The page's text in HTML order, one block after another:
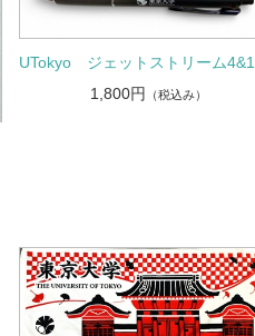
UTokyo ジェットストリーム4&1
1,800円
（税込み）